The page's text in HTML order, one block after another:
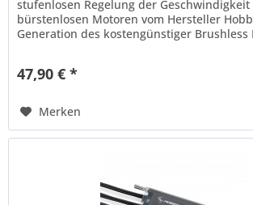
stufenlosen Regelung der Geschwindigkeit
bürstenlosen Motoren vom Hersteller
Generation des kostengünstiger Brushless
47,90 € *
Merken